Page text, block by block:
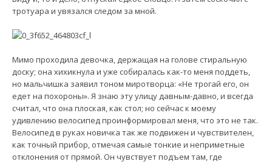
тротуара и увязался следом за мной.
Мимо проходила девочка, держащая на голове стиральную
доску; она хихикнула и уже собиралась как-то меня поддеть,
но мальчишка заявил тоном миротворца: «Не трогай его, он
едет на похороны». Я знаю эту улицу давным-давно, и всегда
считал, что она плоская, как стол; но сейчас к моему
удивлению велосипед проинформировал меня, что это не так.
Велосипед в руках новичка так же подвижен и чувствителен,
как точный прибор, отмечая самые тонкие и неприметные
отклонения от прямой. Он чувствует подъем там, где